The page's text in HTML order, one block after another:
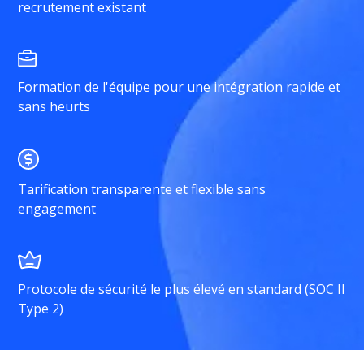
recrutement existant
Formation de l'équipe pour une intégration rapide et
sans heurts
Tarification transparente et flexible sans
engagement
Protocole de sécurité le plus élevé en standard (SOC II
Type 2)